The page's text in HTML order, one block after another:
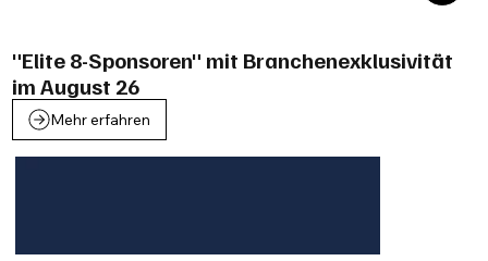
"Elite 8-Sponsoren" mit Branchenexklusivität
im August 26
Mehr erfahren